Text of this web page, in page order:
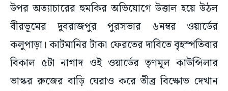
উপর অত্যাচারের হুমকির অভিযোগে উত্তাল হয়ে উঠল
বীরভূমের দুবরাজপুর পুরসভার ৬নম্বর ওয়ার্ডের
কলুপাড়া। কাটমানির টাকা ফেরতের দাবিতে বৃহস্পতিবার
বিকাল ৫টা নাগাদ ওই ওয়ার্ডের তৃণমূল কাউন্সিলার
ভাস্কর রুজের বাড়ি ঘেরাও করে তীব্র বিক্ষোভ দেখান